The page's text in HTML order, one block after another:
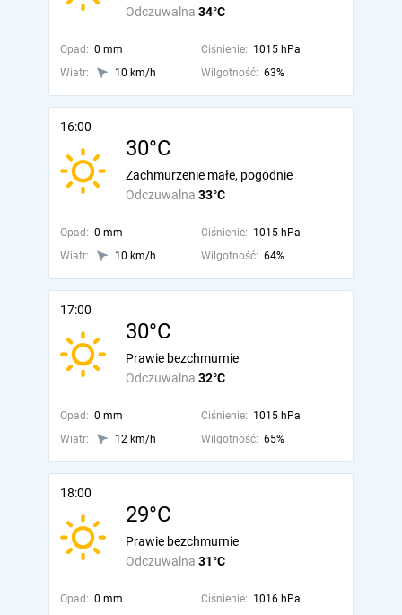
Odczuwalna 34°C
Opad: 0 mm Ciśnienie: 1015 hPa
Wiatr:
10 km/h Wilgotność: 63%
16:00
30°C
Odczuwalna 33°C
Zachmurzenie małe, pogodnie
Opad: 0 mm Ciśnienie: 1015 hPa
Wiatr:
10 km/h Wilgotność: 64%
17:00
30°C
Odczuwalna 32°C
Prawie bezchmurnie
Opad: 0 mm Ciśnienie: 1015 hPa
Wiatr:
12 km/h Wilgotność: 65%
18:00
29°C
Odczuwalna 31°C
Prawie bezchmurnie
Opad: 0 mm Ciśnienie: 1016 hPa